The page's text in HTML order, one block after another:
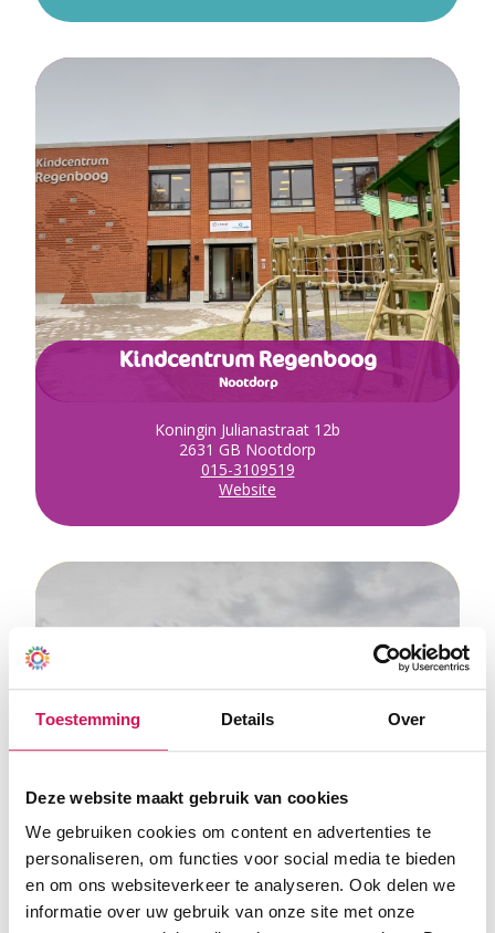
Toestemming Details Over
Deze website maakt gebruik van cookies
We gebruiken cookies om content en advertenties te
personaliseren, om functies voor social media te bieden
en om ons websiteverkeer te analyseren. Ook delen we
informatie over uw gebruik van onze site met onze
Kindcentrum Regenboog
Nootdorp
Koningin Julianastraat 12b
2631 GB Nootdorp
015-3109519
Website
sbo Prinsenhof
Pijnacker